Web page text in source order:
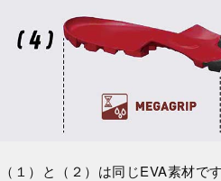
（１）と（２）は同じEVA素材で